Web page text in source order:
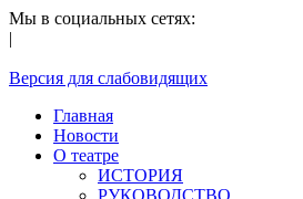
Мы в социальных сетях:
|
Версия для слабовидящих
Главная
Новости
О театре
ИСТОРИЯ
РУКОВОДСТВО